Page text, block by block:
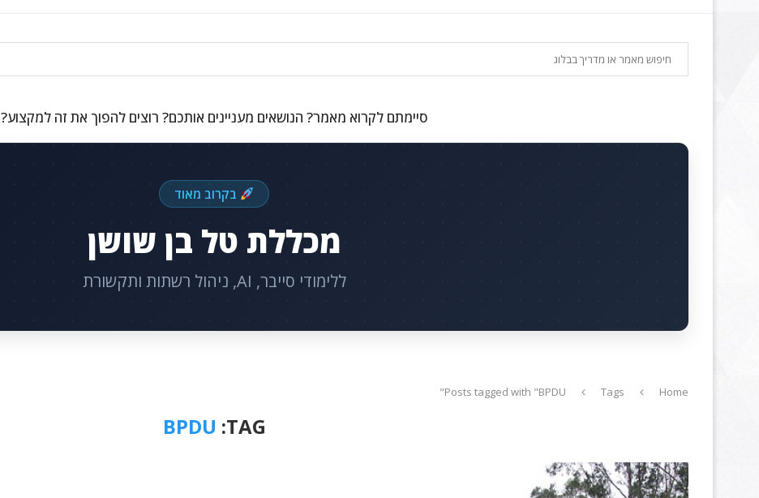
סיימתם לקרוא מאמר? הנושאים מעניינים אותכם? רוצים להפוך את זה למקצוע?
בקרוב מאוד
מכללת טל בן שושן
ללימודי סייבר, AI, ניהול רשתות ותקשורת
Home
Tags
Posts tagged with "BPDU"
TAG:
BPDU